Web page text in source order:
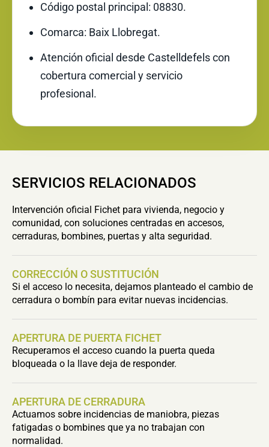
Código postal principal: 08830.
Comarca: Baix Llobregat.
Atención oficial desde Castelldefels con
cobertura comercial y servicio
profesional.
SERVICIOS RELACIONADOS
Intervención oficial Fichet para vivienda, negocio y
comunidad, con soluciones centradas en accesos,
cerraduras, bombines, puertas y alta seguridad.
CORRECCIÓN O SUSTITUCIÓN
Si el acceso lo necesita, dejamos planteado el cambio de
cerradura o bombín para evitar nuevas incidencias.
APERTURA DE PUERTA FICHET
Recuperamos el acceso cuando la puerta queda
bloqueada o la llave deja de responder.
APERTURA DE CERRADURA
Actuamos sobre incidencias de maniobra, piezas
fatigadas o bombines que ya no trabajan con
normalidad.